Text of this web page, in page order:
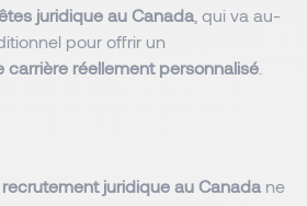
juridique au Canada , qui va au-
pour offrir un
réellement personnalisé
juridique au Canada ne